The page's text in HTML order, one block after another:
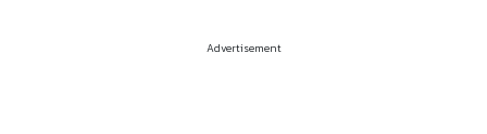
Advertisement